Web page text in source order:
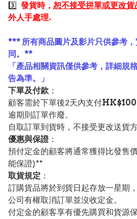
3️⃣ 發貨時， 恕不接受拼單或更改貨
外人手處理.
*** 所有商品圖片及影片只供參考
同。**
「產品相關資訊僅供參考，詳細規
告為準。」
下單及付款 ：
顧客需於下單後2天內支付HK$100
逾期則訂單作廢。
自取訂單到貨時，不接受更改送貨方
優惠與保證：
預付定金的顧客將通常獲得比發售
能保證)**
取貨規定 ：
訂購貨品將於到貨日起存放一星期
公司有權取消訂單並沒收定金。
付定金的顧客享有優先購買和貨源